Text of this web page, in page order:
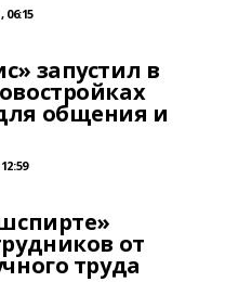
06:15
запустил в
общения и
от
труда